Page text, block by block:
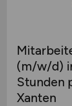
(m/w/d)
Stunden
Xanten